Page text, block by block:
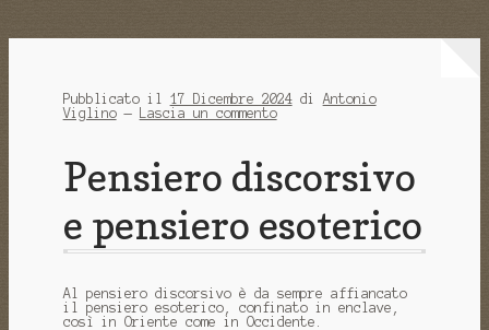
Pubblicato il 17 Dicembre 2024 di Antonio
Viglino — Lascia un commento
Pensiero discorsivo
e pensiero esoterico
Al pensiero discorsivo è da sempre affiancato
il pensiero esoterico, confinato in enclave,
così in Oriente come in Occidente.